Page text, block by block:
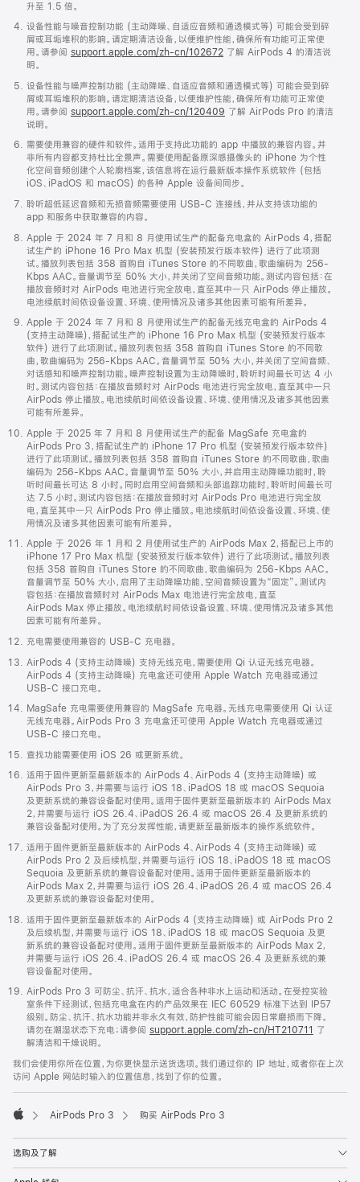
升至 1.5 倍。
设备性能与噪音控制功能 (主动降噪、自适应音频和通透模式等) 可能会受到碎
屑或耳垢堆积的影响。请定期清洁设备，以便维护性能，确保所有功能可正常使
用。请参阅 support.apple.com/zh-cn/102672 了解 AirPods 4 的清洁说
明。
设备性能与噪声控制功能 (主动降噪、自适应音频和通透模式等) 可能会受到碎
屑或耳垢堆积的影响。请定期清洁设备，以便维护性能，确保所有功能可正常使
用。请参阅 support.apple.com/zh-cn/120409 了解 AirPods Pro 的清洁
说明。
需要使用兼容的硬件和软件。适用于支持此功能的 app 中播放的兼容内容。并
非所有内容都支持杜比全景声。需要使用配备原深感摄像头的 iPhone 为个性
化空间音频创建个人轮廓档案，该信息将在运行最新版本操作系统软件 (包括
iOS、iPadOS 和 macOS) 的各种 Apple 设备间同步。
聆听超低延迟音频和无损音频需要使用 USB-C 连接线，并从支持该功能的
app 和服务中获取兼容的内容。
Apple 于 2024 年 7 月和 8 月使用试生产的配备充电盒的 AirPods 4，搭配
试生产的 iPhone 16 Pro Max 机型 (安装预发行版本软件) 进行了此项测
试。播放列表包括 358 首购自 iTunes Store 的不同歌曲，歌曲编码为 256-
Kbps AAC。音量调节至 50% 大小，并关闭了空间音频功能。测试内容包括：在
播放音频时对 AirPods 电池进行完全放电，直至其中一只 AirPods 停止播放。
电池续航时间依设备设置、环境、使用情况及诸多其他因素可能有所差异。
Apple 于 2024 年 7 月和 8 月使用试生产的配备无线充电盒的 AirPods 4
(支持主动降噪)，搭配试生产的 iPhone 16 Pro Max 机型 (安装预发行版本
软件) 进行了此项测试。播放列表包括 358 首购自 iTunes Store 的不同歌
曲，歌曲编码为 256-Kbps AAC。音量调节至 50% 大小，并关闭了空间音频、
对话感知和噪声控制功能。噪声控制设置为主动降噪时，聆听时间最长可达 4 小
时。测试内容包括：在播放音频时对 AirPods 电池进行完全放电，直至其中一只
AirPods 停止播放。电池续航时间依设备设置、环境、使用情况及诸多其他因素
可能有所差异。
Apple 于 2025 年 7 月和 8 月使用试生产的配备 MagSafe 充电盒的
AirPods Pro 3，搭配试生产的 iPhone 17 Pro 机型 (安装预发行版本软件)
进行了此项测试。播放列表包括 358 首购自 iTunes Store 的不同歌曲，歌曲
编码为 256-Kbps AAC。音量调节至 50% 大小，并启用主动降噪功能时，聆
听时间最长可达 8 小时。同时启用空间音频和头部追踪功能时，聆听时间最长可
达 7.5 小时。测试内容包括：在播放音频时对 AirPods Pro 电池进行完全放
电，直至其中一只 AirPods Pro 停止播放。电池续航时间依设备设置、环境、使
用情况及诸多其他因素可能有所差异。
Apple 于 2026 年 1 月和 2 月使用试生产的 AirPods Max 2，搭配已上市的
iPhone 17 Pro Max 机型 (安装预发行版本软件) 进行了此项测试。播放列表
包括 358 首购自 iTunes Store 的不同歌曲，歌曲编码为 256-Kbps AAC。
音量调节至 50% 大小，启用了主动降噪功能，空间音频设置为“固定”。测试内
容包括：在播放音频时对 AirPods Max 电池进行完全放电，直至
AirPods Max 停止播放。电池续航时间依设备设置、环境、使用情况及诸多其他
因素可能有所差异。
充电需要使用兼容的 USB-C 充电器。
AirPods 4 (支持主动降噪) 支持无线充电，需要使用 Qi 认证无线充电器。
AirPods 4 (支持主动降噪) 充电盒还可使用 Apple Watch 充电器或通过
USB-C 接口充电。
MagSafe 充电需要使用兼容的 MagSafe 充电器。无线充电需要使用 Qi 认证
无线充电器。AirPods Pro 3 充电盒还可使用 Apple Watch 充电器或通过
USB-C 接口充电。
查找功能需要使用 iOS 26 或更新系统。
适用于固件更新至最新版本的 AirPods 4、AirPods 4 (支持主动降噪) 或
AirPods Pro 3，并需要与运行 iOS 18、iPadOS 18 或 macOS Sequoia
及更新系统的兼容设备配对使用。适用于固件更新至最新版本的 AirPods Max
2，并需要与运行 iOS 26.4、iPadOS 26.4 或 macOS 26.4 及更新系统的
兼容设备配对使用。为了充分发挥性能，请更新至最新版本的操作系统软件。
适用于固件更新至最新版本的 AirPods 4、AirPods 4 (支持主动降噪) 或
AirPods Pro 2 及后续机型，并需要与运行 iOS 18、iPadOS 18 或 macOS
Sequoia 及更新系统的兼容设备配对使用。适用于固件更新至最新版本的
AirPods Max 2，并需要与运行 iOS 26.4、iPadOS 26.4 或 macOS 26.4
及更新系统的兼容设备配对使用。
适用于固件更新至最新版本的 AirPods 4 (支持主动降噪) 或 AirPods Pro 2
及后续机型，并需要与运行 iOS 18、iPadOS 18 或 macOS Sequoia 及更
新系统的兼容设备配对使用。适用于固件更新至最新版本的 AirPods Max 2，
并需要与运行 iOS 26.4、iPadOS 26.4 或 macOS 26.4 及更新系统的兼
容设备配对使用。
AirPods Pro 3 可防尘、抗汗、抗水，适合各种非水上运动和活动。在受控实验
室条件下经测试，包括充电盒在内的产品效果在 IEC 60529 标准下达到 IP57
级别。防尘、抗汗、抗水功能并非永久有效，防护性能可能会因日常磨损而下降。
请勿在潮湿状态下充电；请参阅 support.apple.com/zh-cn/HT210711
了
解清洁和干燥说明。
我们会使用你所在位置，为你更快显示送货选项。我们通过你的 IP 地址，或者你在上次
访问 Apple 网站时输入的位置信息，找到了你的位置。
AirPods Pro 3 购买 AirPods Pro 3
选购及了解